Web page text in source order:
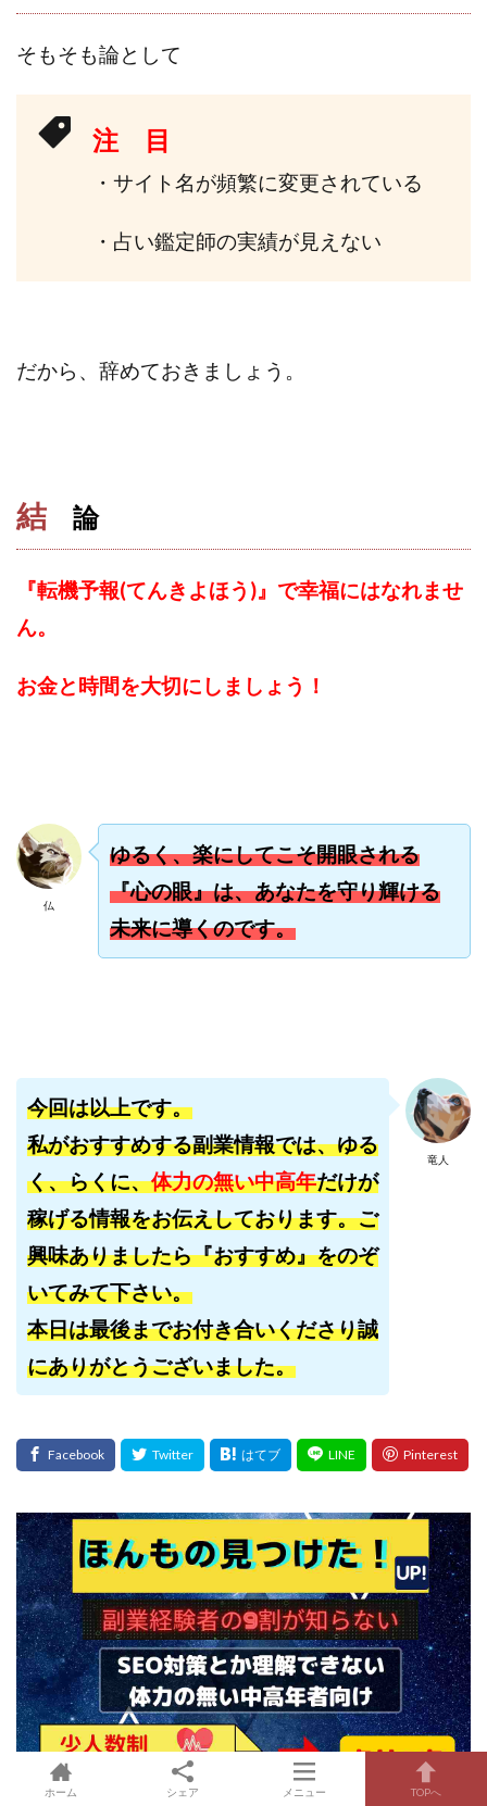
そもそも論として
注 目
・サイト名が頻繁に変更されている
・占い鑑定師の実績が見えない
だから、辞めておきましょう。
結 論
『転機予報(てんきよほう)』で幸福にはなれませ
ん。
お金と時間を大切にしましょう！
仏
ゆるく、楽にしてこそ開眼される
『心の眼』は、あなたを守り輝ける
未来に導くのです。
竜人
今回は以上です。
私がおすすめする副業情報では、ゆる
く、らくに、体力の無い中高年だけが
稼げる情報をお伝えしております。ご
興味ありましたら『おすすめ』をのぞ
いてみて下さい。
本日は最後までお付き合いくださり誠
にありがとうございました。
ホーム シェア メニュー TOPへ